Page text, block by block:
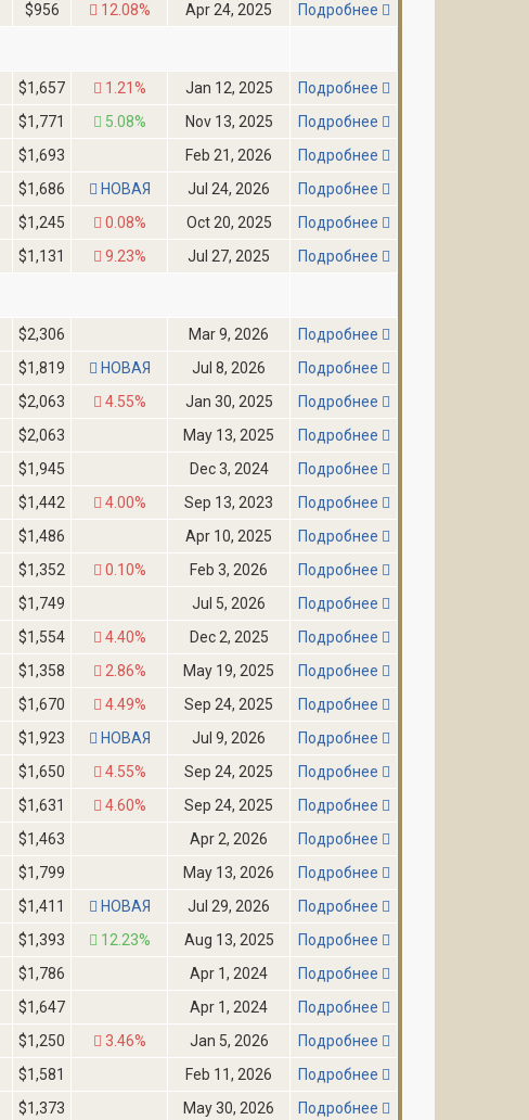
$956 12.08% Apr 24, 2025 Подробнее
$1,657 1.21% Jan 12, 2025
Подробнее
$1,771 5.08% Nov 13, 2025
Подробнее
$1,693 Feb 21, 2026
Подробнее
$1,686 НОВАЯ Jul 24, 2026
Подробнее
$1,245 0.08% Oct 20, 2025
Подробнее
$1,131 9.23% Jul 27, 2025 Подробнее
$2,306 Mar 9, 2026
Подробнее
$1,819 НОВАЯ Jul 8, 2026
Подробнее
$2,063 4.55% Jan 30, 2025
Подробнее
$2,063 May 13, 2025
Подробнее
$1,945 Dec 3, 2024
Подробнее
$1,442 4.00% Sep 13, 2023
Подробнее
$1,486 Apr 10, 2025
Подробнее
$1,352 0.10% Feb 3, 2026
Подробнее
$1,749 Jul 5, 2026
Подробнее
$1,554 4.40% Dec 2, 2025
Подробнее
$1,358 2.86% May 19, 2025
Подробнее
$1,670 4.49% Sep 24, 2025
Подробнее
$1,923 НОВАЯ Jul 9, 2026
Подробнее
$1,650 4.55% Sep 24, 2025
Подробнее
$1,631 4.60% Sep 24, 2025
Подробнее
$1,463 Apr 2, 2026
Подробнее
$1,799 May 13, 2026
Подробнее
$1,411 НОВАЯ Jul 29, 2026
Подробнее
$1,393 12.23% Aug 13, 2025
Подробнее
$1,786 Apr 1, 2024
Подробнее
$1,647 Apr 1, 2024
Подробнее
$1,250 3.46% Jan 5, 2026
Подробнее
$1,581 Feb 11, 2026
Подробнее
$1,373 May 30, 2026
Подробнее